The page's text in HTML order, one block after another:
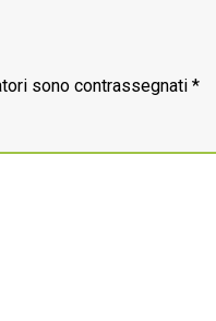
sono contrassegnati *